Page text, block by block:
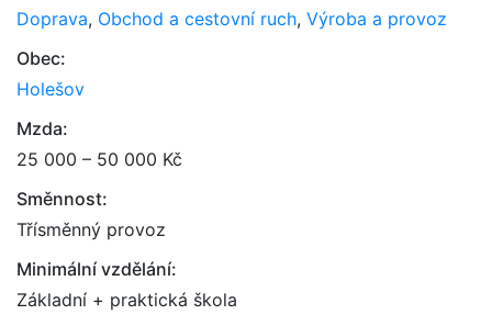
Doprava, Obchod a cestovní ruch, Výroba a provoz
Obec:
Holešov
Mzda:
25 000 – 50 000 Kč
Směnnost:
Třísměnný provoz
Minimální vzdělání:
Základní + praktická škola